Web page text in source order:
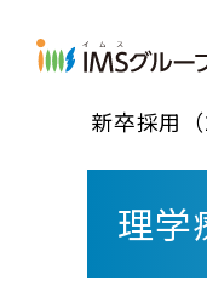
新卒採用（
理学